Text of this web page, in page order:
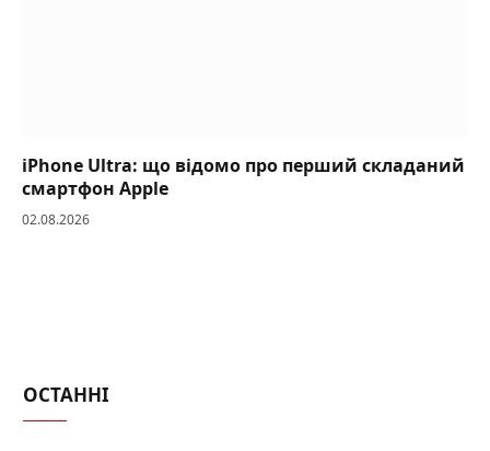
iPhone Ultra: що відомо про перший складаний
смартфон Apple
02.08.2026
ОСТАННІ